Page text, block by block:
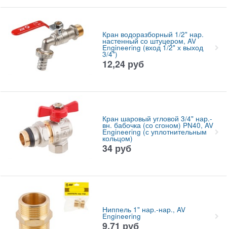
Кран водоразборный 1/2" нар.
настенный со штуцером, AV
Engineering (вход 1/2" х выход
3/4")
12,24 руб
Кран шаровый угловой 3/4" нар.-
вн. бабочка (со сгоном) PN40, AV
Engineering (с уплотнительным
кольцом)
34 руб
Ниппель 1" нар.-нар., AV
Engineering
9,71 руб